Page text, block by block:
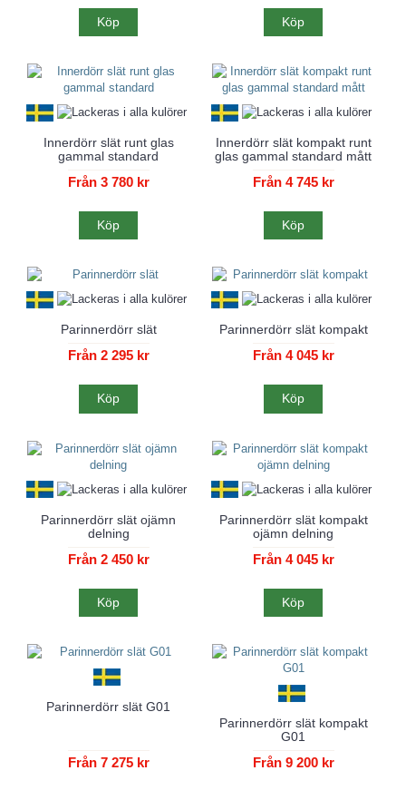
Köp Köp
Innerdörr slät runt glas
gammal standard
Från 3 780 kr
Köp
Innerdörr slät kompakt runt
glas gammal standard mått
Från 4 745 kr
Köp
Parinnerdörr slät
Från 2 295 kr
Köp
Parinnerdörr slät kompakt
Från 4 045 kr
Köp
Parinnerdörr slät ojämn
delning
Från 2 450 kr
Köp
Parinnerdörr slät kompakt
ojämn delning
Från 4 045 kr
Köp
Parinnerdörr slät G01
Från 7 275 kr
Parinnerdörr slät kompakt
G01
Från 9 200 kr